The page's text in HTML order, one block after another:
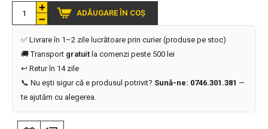
ADĂUGARE ÎN COȘ
✅ Livrare în 1–2 zile lucrătoare prin curier (produse pe stoc)
🚚 Transport gratuit la comenzi peste 500 lei
↩️ Retur în 14 zile
📞 Nu ești sigur că e produsul potrivit? Sună-ne: 0746.301.381 —
te ajutăm cu alegerea.